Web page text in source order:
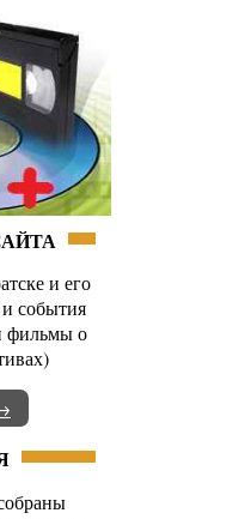
и его
события
фильмы о